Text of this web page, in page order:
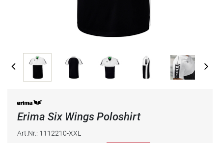
Erima Six Wings Poloshirt
Art.Nr.: 1112210-XXL